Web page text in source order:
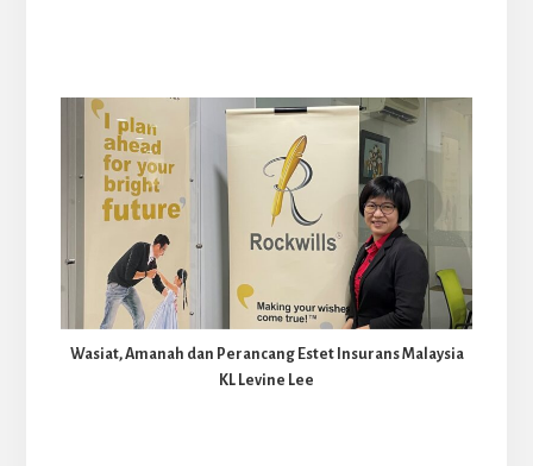
Wasiat, Amanah dan Perancang Estet Insurans Malaysia
KL Levine Lee